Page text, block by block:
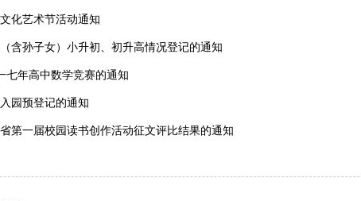
化艺术节活动通知
含孙子女）小升初、初升高情况登记的通知
七年高中数学竞赛的通知
园预登记的通知
第一届校园读书创作活动征文评比结果的通知